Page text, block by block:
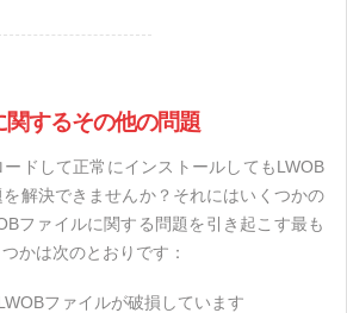
するその他の問題
ドして正常にインストールしてもLWOB
解決できませんか？それにはいくつかの
ファイルに関する問題を引き起こす最も
かは次のとおりです：
ファイルが破損しています